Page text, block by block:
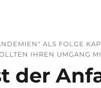
ALS FOLGE
IHREN UMGANG
der